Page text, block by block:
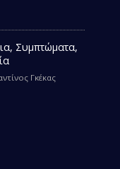
Συμπτώματα,
Γκέκας